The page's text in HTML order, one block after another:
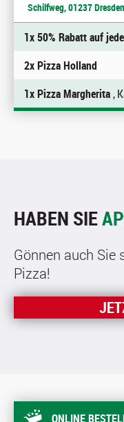
Schilfweg, 01237
1x 50% Rabatt auf
2x Pizza Holland
1x Pizza Margherita,
HABEN SIE
Gönnen auch Sie
Pizza!
ONLINE